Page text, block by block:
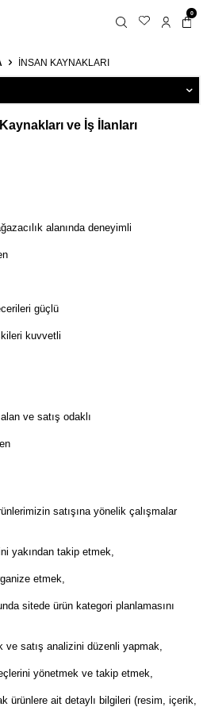
0
İNSAN KAYNAKLARI
ve İş İlanları
alanında deneyimli
güçlü
kuvvetli
ve satış odaklı
satışına yönelik çalışmalar
yakından takip etmek,
etmek,
sitede ürün kategori planlamasını
ve satış analizini düzenli yapmak,
yönetmek ve takip etmek,
ürünlere ait detaylı bilgileri (resim, içerik,